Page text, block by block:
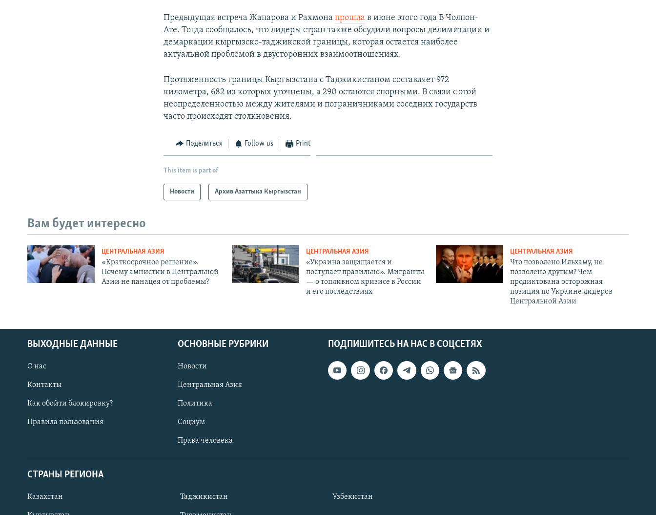
Предыдущая встреча Жапарова и Рахмонапрошла в июне этого года В Чолпон-
Ате. Тогда сообщалось, что лидеры стран также обсудили вопросы делимитации и
демаркации кыргызско-таджикской границы, которая остается наиболее
актуальной проблемой в двусторонних взаимоотношениях.
Протяженность границы Кыргызстана с Таджикистаном составляет 972
километра, 682 из которых уточнены, а 290 остаются спорными. В связи с этой
неопределенностью между жителями и пограничниками соседних государств
часто происходят столкновения.
Поделиться Follow us Print
This item is part of
Новости Архив Азаттыка Кыргызстан
Вам будет интересно
ЦЕНТРАЛЬНАЯ АЗИЯ
«Краткосрочное решение».
Почему амнистии в Центральной
Азии не панацея от проблемы?
ЦЕНТРАЛЬНАЯ АЗИЯ
«Украина защищается и
поступает правильно». Мигранты
— о топливном кризисе в России
и его последствиях
ЦЕНТРАЛЬНАЯ АЗИЯ
Что позволено Ильхаму, не
позволено другим? Чем
продиктована осторожная
позиция по Украине лидеров
Центральной Азии
ПОДПИШИТЕСЬ НА НАС В СОЦСЕТЯХ
ВЫХОДНЫЕ ДАННЫЕ
О нас
Контакты
Как обойти блокировку?
Правила пользования
ОСНОВНЫЕ РУБРИКИ
Новости
Центральная Азия
Политика
Социум
Права человека
СТРАНЫ РЕГИОНА
Казахстан Таджикистан Узбекистан